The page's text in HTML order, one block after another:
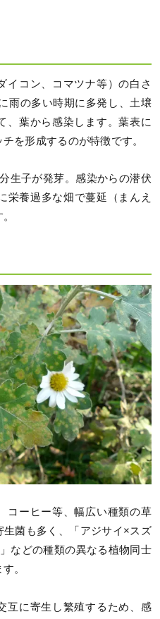
イコン、コマツナ等）の白さ
雨の多い時期に多発し、土壌
、葉から感染します。葉表に
を形成するのが特徴です。
生子が発芽。感染からの潜伏
栄養過多な畑で蔓延（まんえ
コーヒー等、幅広い種類の草
菌も多く、「アジサイ×スズ
などの種類の異なる植物同士
。
互に寄生し繁殖するため、感